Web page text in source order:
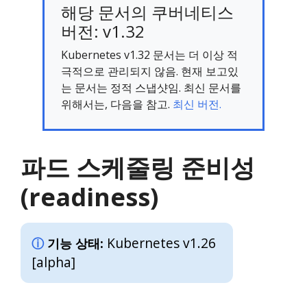
해당 문서의 쿠버네티스
버전: v1.32
Kubernetes v1.32 문서는 더 이상 적
극적으로 관리되지 않음. 현재 보고있
는 문서는 정적 스냅샷임. 최신 문서를
위해서는, 다음을 참고. 최신 버전.
파드 스케줄링 준비성
(readiness)
기능 상태: Kubernetes v1.26
[alpha]